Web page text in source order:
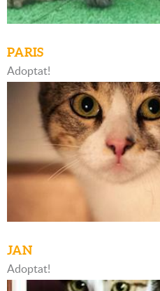
PARIS
Adoptat!
JAN
Adoptat!